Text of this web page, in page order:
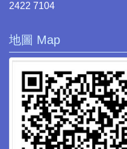
2422 7104
地圖 Map